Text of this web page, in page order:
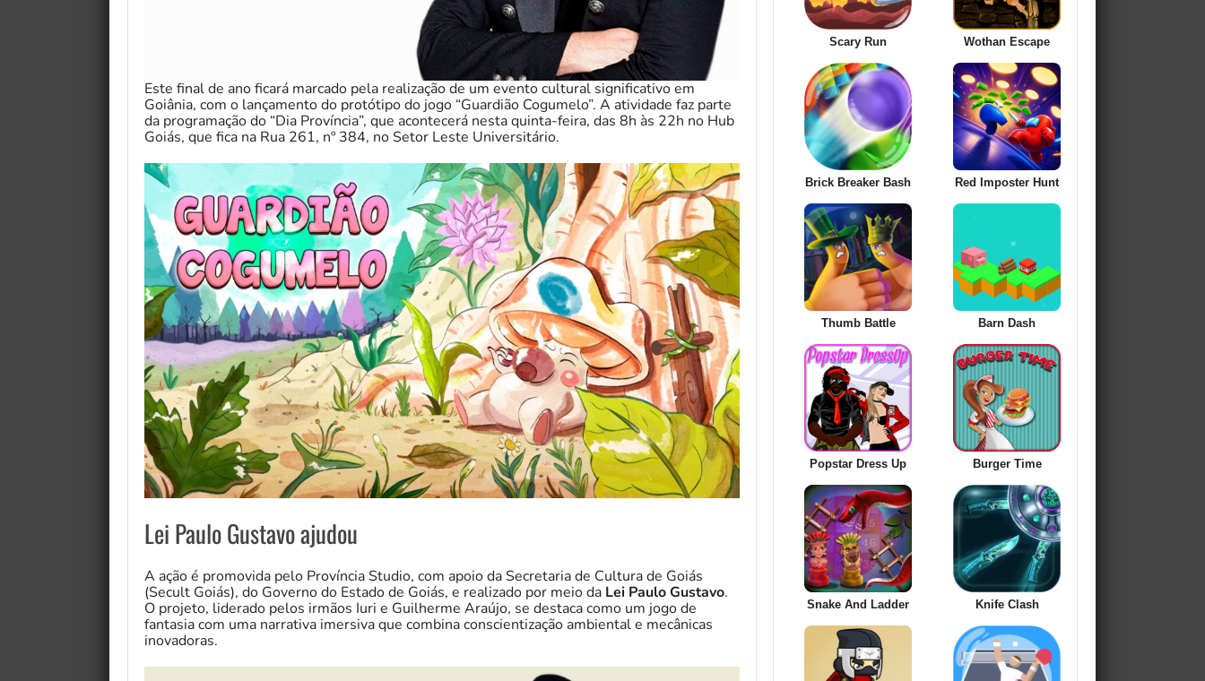
Este final de ano ficará marcado pela realização de um evento cultural significativo em
Goiânia, com o lançamento do protótipo do jogo “Guardião Cogumelo”. A atividade faz parte
da programação do “Dia Província”, que acontecerá nesta quinta-feira, das 8h às 22h no Hub
Goiás, que fica na Rua 261, nº 384, no Setor Leste Universitário.
Lei Paulo Gustavo ajudou
A ação é promovida pelo Província Studio, com apoio da Secretaria de Cultura de Goiás
(Secult Goiás), do Governo do Estado de Goiás, e realizado por meio da Lei Paulo Gustavo.
O projeto, liderado pelos irmãos Iuri e Guilherme Araújo, se destaca como um jogo de
fantasia com uma narrativa imersiva que combina conscientização ambiental e mecânicas
inovadoras.
Scary Run Wothan Escape
Brick Breaker Bash Red Imposter Hunt
Thumb Battle Barn Dash
Popstar Dress Up Burger Time
Snake And Ladder Knife Clash